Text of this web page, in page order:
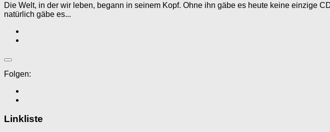
Die Welt, in der wir leben, begann in seinem Kopf. Ohne ihn gäbe es heute keine einzige
natürlich gäbe es...
Folgen:
Linkliste